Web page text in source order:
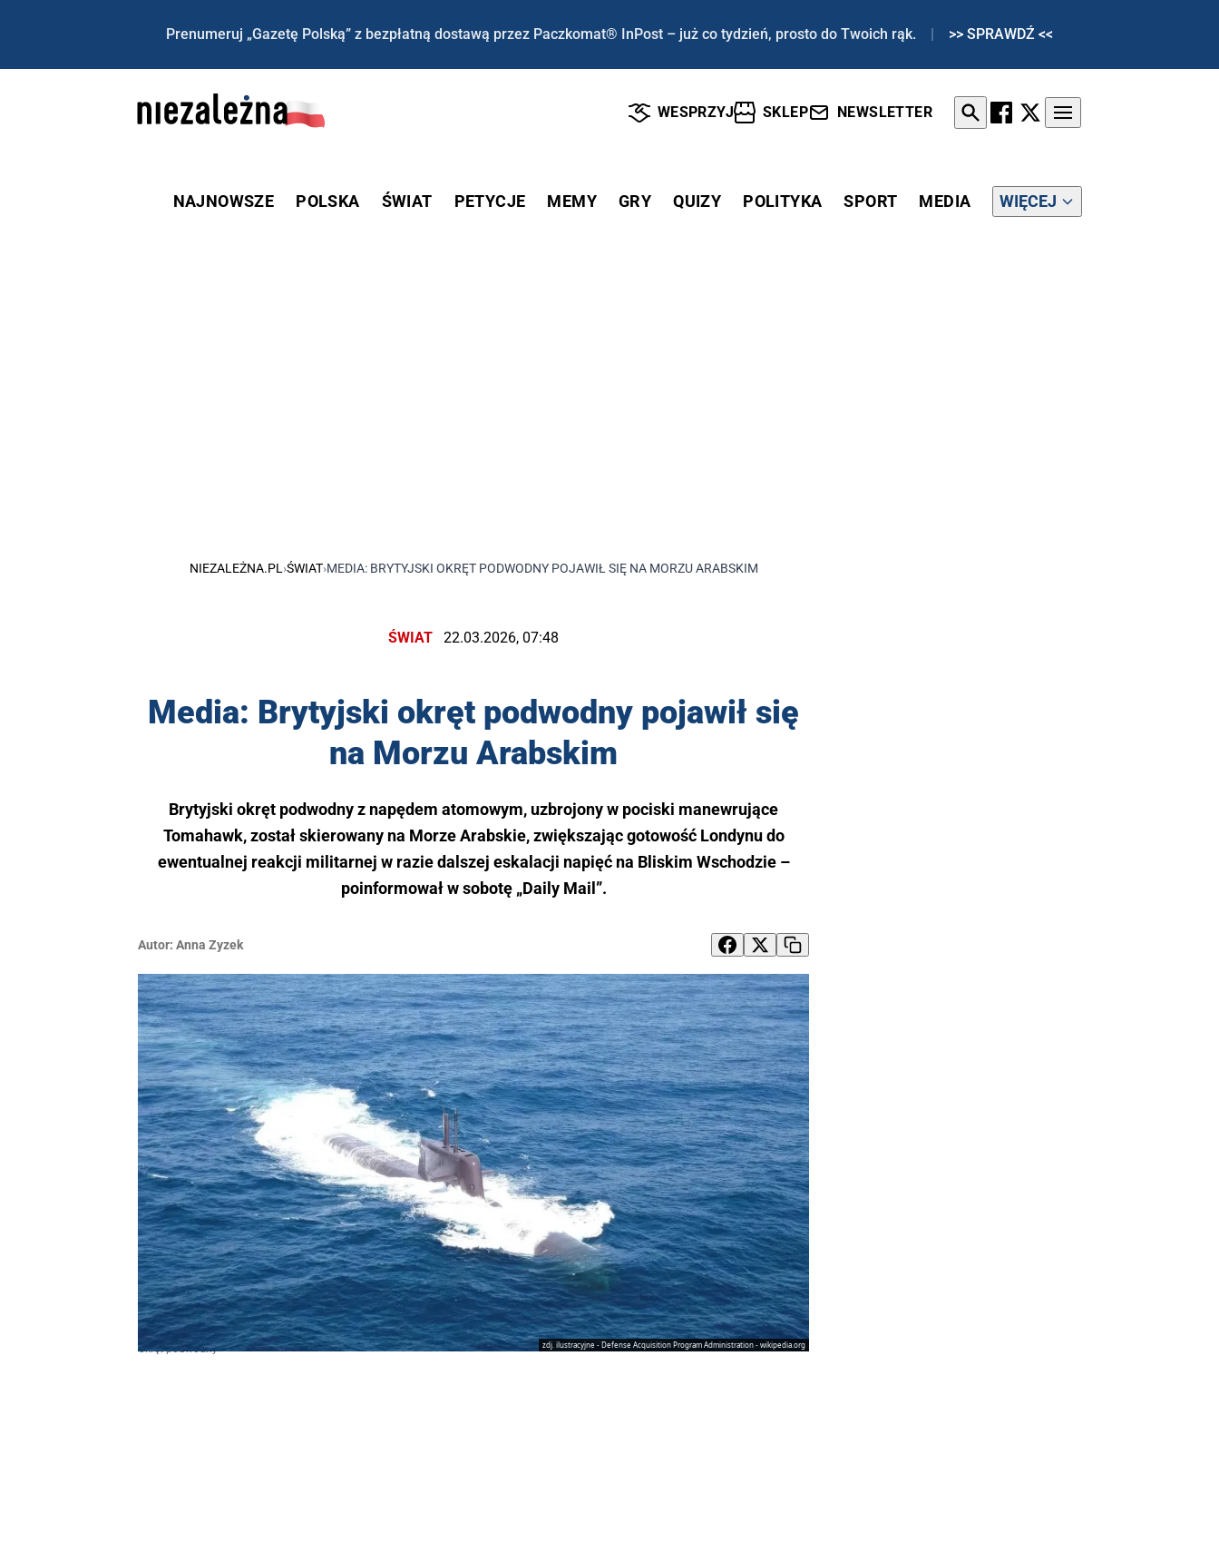
Prenumeruj „Gazetę Polską” z bezpłatną dostawą przez Paczkomat® InPost – już co tydzień, prosto do Twoich rąk. | >> SPRAWDŹ <<
WESPRZYJ SKLEP NEWSLETTER
NAJNOWSZE POLSKA ŚWIAT PETYCJE MEMY GRY QUIZY POLITYKA SPORT MEDIA WIĘCEJ
NIEZALEŻNA.PL ›ŚWIAT›MEDIA: BRYTYJSKI OKRĘT PODWODNY POJAWIŁ SIĘ NA MORZU ARABSKIM
ŚWIAT 22.03.2026, 07:48
Media: Brytyjski okręt podwodny pojawił się
na Morzu Arabskim
Brytyjski okręt podwodny z napędem atomowym, uzbrojony w pociski manewrujące
Tomahawk, został skierowany na Morze Arabskie, zwiększając gotowość Londynu do
ewentualnej reakcji militarnej w razie dalszej eskalacji napięć na Bliskim Wschodzie –
poinformował w sobotę „Daily Mail”.
Autor: Anna Zyzek
zdj. ilustracyjne - Defense Acquisition Program Administration - wikipedia.org
Okręt podwodny